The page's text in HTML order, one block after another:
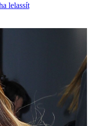
lelassít